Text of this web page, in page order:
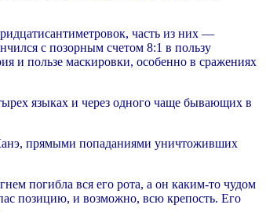
часть из них —
с позорным счетом 8:1 в пользу
и пользе маскировки, особенно в сражениях
языках и через одного чаще бывающих в
прямыми попаданиями уничтоживших
погибла вся его рота, а он каким-то чудом
позицию, и возможно, всю крепость. Его